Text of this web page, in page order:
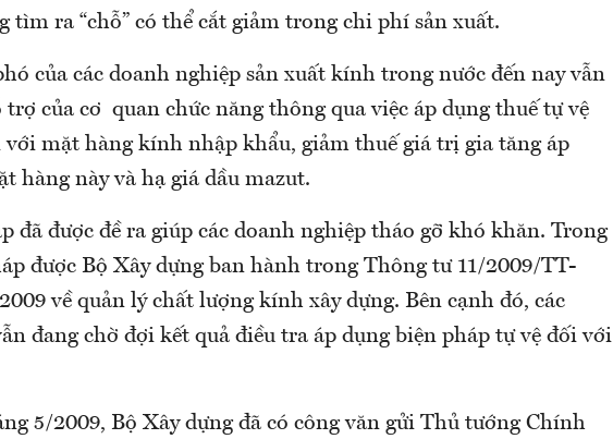
tìm ra “chỗ” có thể cắt giảm trong chi phí sản xuất.
của các doanh nghiệp sản xuất kính trong nước đến nay vẫn
trợ của cơ quan chức năng thông qua việc áp dụng thuế tự vệ
mặt hàng kính nhập khẩu, giảm thuế giá trị gia tăng áp
hàng này và hạ giá dầu mazut.
đã được đề ra giúp các doanh nghiệp tháo gỡ khó khăn. Trong
được Bộ Xây dựng ban hành trong Thông tư 11/2009/TT-
về quản lý chất lượng kính xây dựng. Bên cạnh đó, các
đang chờ đợi kết quả điều tra áp dụng biện pháp tự vệ đối với
5/2009, Bộ Xây dựng đã có công văn gửi Thủ tướng Chính